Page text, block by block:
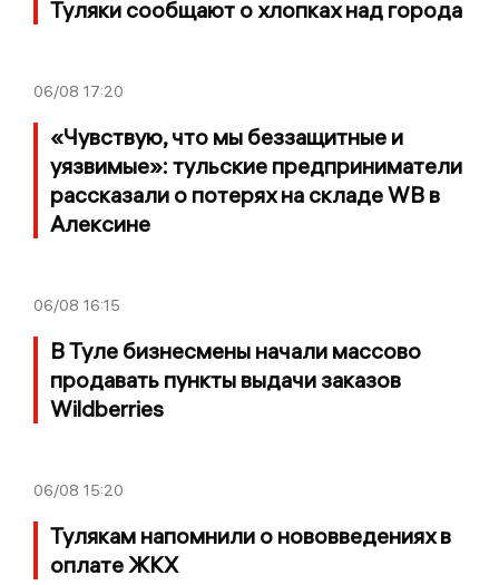
Туляки сообщают о хлопках над города
06/08 17:20
«Чувствую, что мы беззащитные и
уязвимые»: тульские предприниматели
рассказали о потерях на складе WB в
Алексине
06/08 16:15
В Туле бизнесмены начали массово
продавать пункты выдачи заказов
Wildberries
06/08 15:20
Тулякам напомнили о нововведениях в
оплате ЖКХ